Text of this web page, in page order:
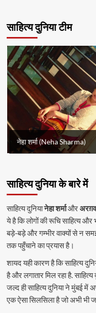
साहित्य दुनिया टीम
नेहा शर्मा (Neha Sharma)
साहित्य दुनिया के बारे में
साहित्य दुनियानेहा शर्माऔर
ये है कि लोगों की रूचि साहित्य और
बड़े-बड़े और गम्भीर वाक्यों से न
तक पहुँचाने का प्रयास है।
शायद यही कारण है कि साहित्य
है और लगातार मिल रहा है.
जल्द ही साहित्य दुनिया ने मुंबई में
एक ऐसा सिलसिला है जो अभी भी